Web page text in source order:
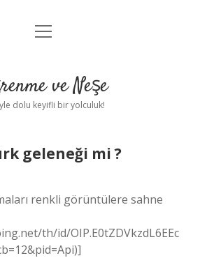
Anasayfa
Yasal Uyarı
menüyü
ve Neşe
dolu keyifli bir yolculuk!
geleneği mi ?
renkli görüntülere sahne
th/id/OIP.E0tZDVkzdL6EEc